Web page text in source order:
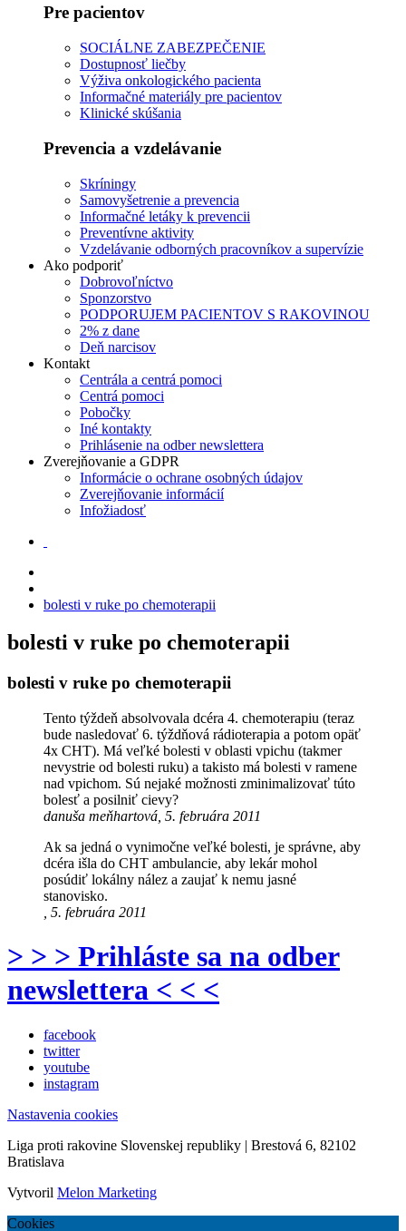
Pre pacientov
SOCIÁLNE ZABEZPEČENIE
Dostupnosť liečby
Výživa onkologického pacienta
Informačné materiály pre pacientov
Klinické skúšania
Prevencia a vzdelávanie
Skríningy
Samovyšetrenie a prevencia
Informačné letáky k prevencii
Preventívne aktivity
Vzdelávanie odborných pracovníkov a supervízie
Ako podporiť
Dobrovoľníctvo
Sponzorstvo
PODPORUJEM PACIENTOV S RAKOVINOU
2% z dane
Deň narcisov
Kontakt
Centrála a centrá pomoci
Centrá pomoci
Pobočky
Iné kontakty
Prihlásenie na odber newslettera
Zverejňovanie a GDPR
Informácie o ochrane osobných údajov
Zverejňovanie informácií
Infožiadosť
bolesti v ruke po chemoterapii
bolesti v ruke po chemoterapii
bolesti v ruke po chemoterapii
Tento týždeň absolvovala dcéra 4. chemoterapiu (teraz
bude nasledovať 6. týždňová rádioterapia a potom opäť
4x CHT). Má veľké bolesti v oblasti vpichu (takmer
nevystrie od bolesti ruku) a takisto má bolesti v ramene
nad vpichom. Sú nejaké možnosti zminimalizovať túto
bolesť a posilniť cievy?
danuša meňhartová, 5. februára 2011
Ak sa jedná o vynimočne veľké bolesti, je správne, aby
dcéra išla do CHT ambulancie, aby lekár mohol
posúdiť lokálny nález a zaujať k nemu jasné
stanovisko.
, 5. februára 2011
> > > Prihláste sa na odber
newslettera < < <
facebook
twitter
youtube
instagram
Nastavenia cookies
Liga proti rakovine Slovenskej republiky | Brestová 6, 82102
Bratislava
Vytvoril Melon Marketing
Cookies